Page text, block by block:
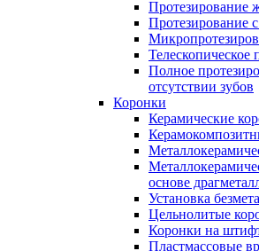
Протезирование
Протезирование
Телескопическое
Полное
отсутствии зубов
Коронки
Керамические
основе
Установка
Цельнолитые
Коронки на
Пластмассовые